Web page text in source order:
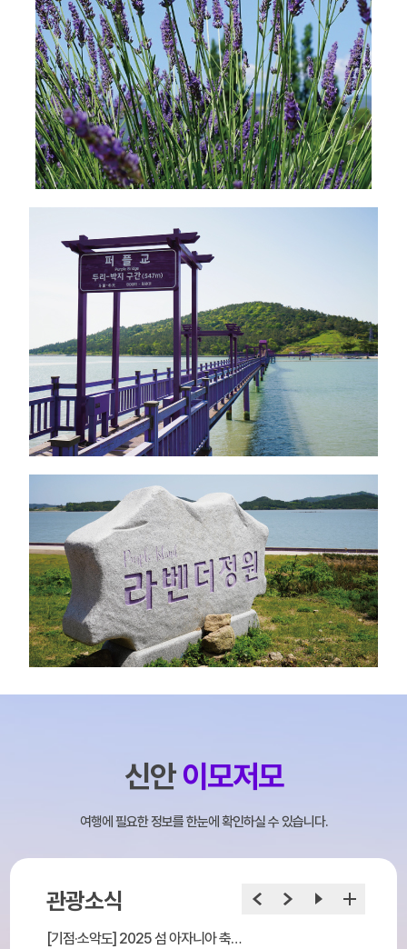
신안 이모저모
여행에 필요한 정보를 한눈에 확인하실 수 있습니다.
관광소식
[기점·소악도] 2025 섬 아자니아 축제 단체여행상품 구매 및 인센티브 안내